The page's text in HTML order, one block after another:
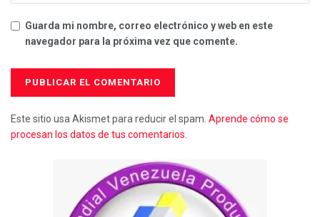
Guarda mi nombre, correo electrónico y web en este
navegador para la próxima vez que comente.
Este sitio usa Akismet para reducir el spam. Aprende cómo se
procesan los datos de tus comentarios.